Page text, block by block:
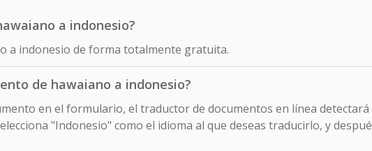
a indonesio?
a indonesio de forma totalmente gratuita.
de hawaiano a indonesio?
en el formulario, el traductor de documentos en línea
"Indonesio" como el idioma al que deseas traducirlo, y